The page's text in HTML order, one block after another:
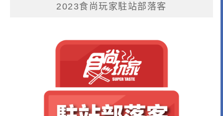
2023食尚玩家駐站部落客